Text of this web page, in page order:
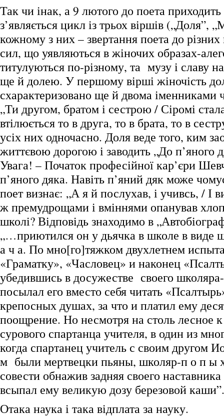
Так чи інак, а 9 лютого до поета приходить
з’являється цикл із трьох віршів („Доля”,
кожному з них – звертання поета до
сил, що уявляються в жіночих образах-
титулуються по-різному, та музу і славу
ще й долею. У першому вірші жіночість
схарактеризовано ще й двома іменниками
„Ти другом, братом і сестрою / Сіромі
втілюється то в друга, то в брата, то в
усіх них одночасно. Доля веде того, ким
життєвою дорогою і заводить „До п’яного
Увага! – Початок професійної кар’єри
п’яного дяка. Навіть п’яний дяк може
поет визнає: „А я й послухав, і учивсь, / І
ж премудрощами і вміннями опанував
школі? Відповідь знаходимо в
„…приютился он у дьячка в школе в виде
а ч а. По мно[го]тяжком двухлетнем
«Граматку», «Часловец» и наконец
убедившись в досужестве своего
посылал его вместо себя читать
крепосных душах, за что и платил ему
поощрение. Но несмотря на столь лесное
сурового спартанца учителя, в один из
когда спартанец учитель с своим другом
м были мертвецки пьяны, школяр-п о п ы х
совести обнажив задняя своего наставника
всыпал ему великую дозу березовой каши”.
Отака наука і така відплата за науку.